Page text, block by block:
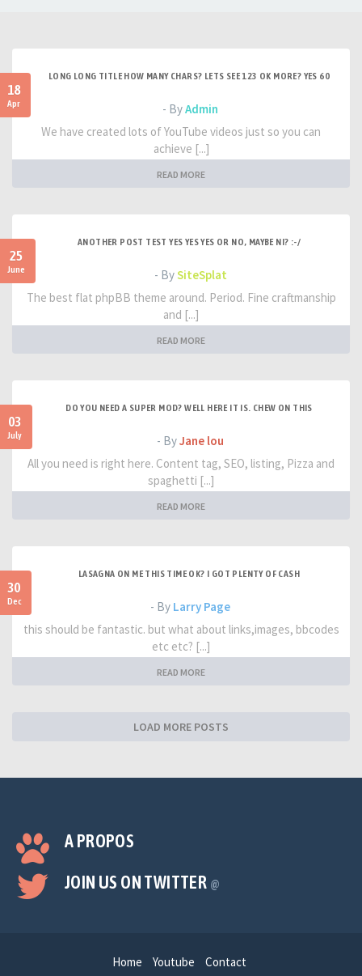
18
Apr
LONG LONG TITLE HOW MANY CHARS? LETS SEE 123 OK MORE? YES 60
- ByAdmin
We have created lots of YouTube videos just so you can
achieve [...]
READ MORE
25
June
ANOTHER POST TEST YES YES YES OR NO, MAYBE NI? :-/
- BySiteSplat
The best flat phpBB theme around. Period. Fine craftmanship
and [...]
READ MORE
03
July
DO YOU NEED A SUPER MOD? WELL HERE IT IS. CHEW ON THIS
- ByJane lou
All you need is right here. Content tag, SEO, listing, Pizza and
spaghetti [...]
READ MORE
30
Dec
LASAGNA ON ME THIS TIME OK? I GOT PLENTY OF CASH
- By Larry Page
this should be fantastic. but what about links,images, bbcodes
etc etc? [...]
READ MORE
LOAD MORE POSTS
A PROPOS
JOIN US ON TWITTER @
Home Youtube Contact